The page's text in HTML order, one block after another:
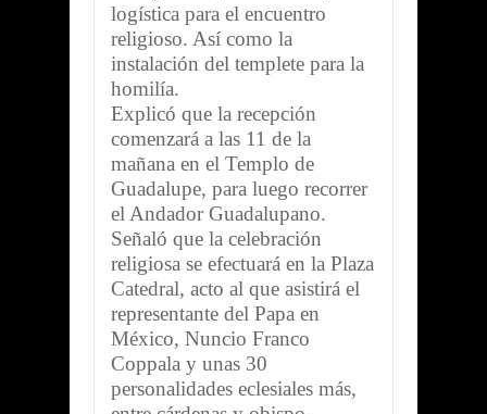
logística para el encuentro
religioso. Así como la
instalación del templete para la
homilía.
Explicó que la recepción
comenzará a las 11 de la
mañana en el Templo de
Guadalupe, para luego recorrer
el Andador Guadalupano.
Señaló que la celebración
religiosa se efectuará en la Plaza
Catedral, acto al que asistirá el
representante del Papa en
México, Nuncio Franco
Coppala y unas 30
personalidades eclesiales más,